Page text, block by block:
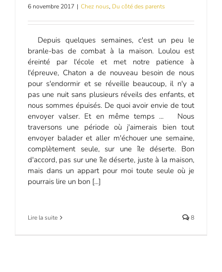
6 novembre 2017 | Chez nous, Du côté des parents
Depuis quelques semaines, c'est un peu le
branle-bas de combat à la maison. Loulou est
éreinté par l'école et met notre patience à
l'épreuve, Chaton a de nouveau besoin de nous
pour s'endormir et se réveille beaucoup, il n'y a
pas une nuit sans plusieurs réveils des enfants, et
nous sommes épuisés. De quoi avoir envie de tout
envoyer valser. Et en même temps ... Nous
traversons une période où j'aimerais bien tout
envoyer balader et aller m'échouer une semaine,
complètement seule, sur une île déserte. Bon
d'accord, pas sur une île déserte, juste à la maison,
mais dans un appart pour moi toute seule où je
pourrais lire un bon [...]
Lire la suite 8